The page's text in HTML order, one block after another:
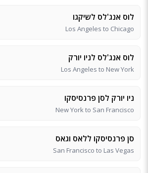
לוס אנג'לס לשיקגו
Los Angeles to Chicago
לוס אנג'לס לניו יורק
Los Angeles to New York
ניו יורק לסן פרנסיסקו
New York to San Francisco
סן פרנסיסקו ללאס וגאס
San Francisco to Las Vegas